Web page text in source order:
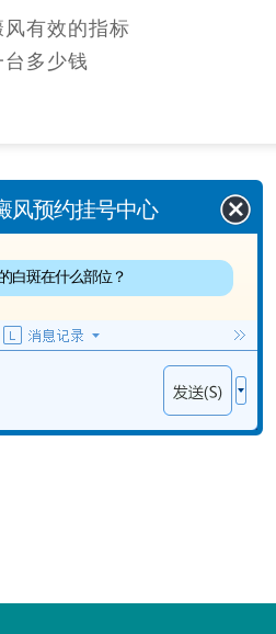
有效的指标
多少钱
风预约挂号中心
白斑在什么部位？